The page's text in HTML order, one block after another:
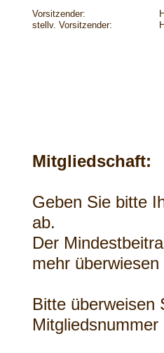
Vorsitzender:
stellv. Vorsitzender:
Mitgliedschaft:
Geben Sie bitte
ab.
Der
mehr
Bitte überweisen
Mitgliedsnummer